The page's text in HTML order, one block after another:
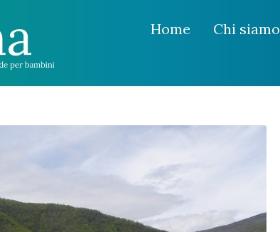
Home Chi siamo